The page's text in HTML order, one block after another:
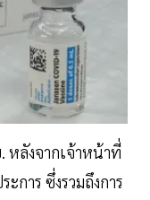
หลังจากเจ้าหน้าที่
การ ซึ่งรวมถึงการ